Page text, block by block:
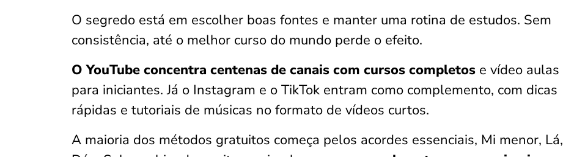
O segredo está em escolher boas fontes e manter uma rotina de estudos. Sem
consistência, até o melhor curso do mundo perde o efeito.
O YouTube concentra centenas de canais com cursos completos e vídeo aulas
para iniciantes. Já o Instagram e o TikTok entram como complemento, com dicas
rápidas e tutoriais de músicas no formato de vídeos curtos.
A maioria dos métodos gratuitos começa pelos acordes essenciais, Mi menor, Lá,